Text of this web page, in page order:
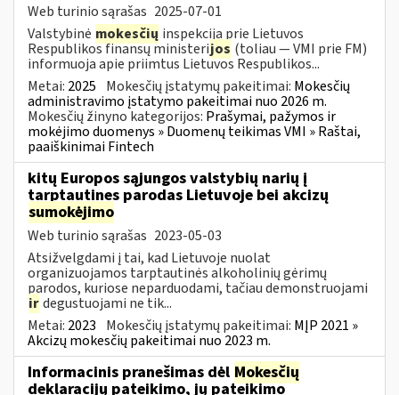
Web turinio sąrašas 2025-07-01
Valstybinė mokesčių inspekcija prie Lietuvos
Respublikos finansų ministerijos (toliau — VMI prie FM)
informuoja apie priimtus Lietuvos Respublikos...
Metai: 2025 Mokesčių įstatymų pakeitimai: Mokesčių
administravimo įstatymo pakeitimai nuo 2026 m.
Mokesčių žinyno kategorijos: Prašymai, pažymos ir
mokėjimo duomenys » Duomenų teikimas VMI » Raštai,
paaiškinimai Fintech
kitų Europos sąjungos valstybių narių į
tarptautines parodas Lietuvoje bei akcizų
sumokėjimo
Web turinio sąrašas 2023-05-03
Atsižvelgdami į tai, kad Lietuvoje nuolat
organizuojamos tarptautinės alkoholinių gėrimų
parodos, kuriose neparduodami, tačiau demonstruojami
irdegustuojami ne tik...
Metai: 2023 Mokesčių įstatymų pakeitimai: MĮP 2021 »
Akcizų mokesčių pakeitimai nuo 2023 m.
Informacinis pranešimas dėl Mokesčių
deklaracijų pateikimo, jų pateikimo